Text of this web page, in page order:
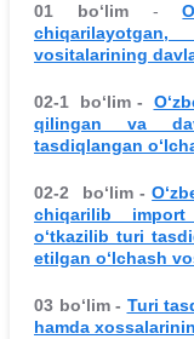
01 bo‘lim-
vositalarining
02-1 bo‘lim -
qilingan va
tasdiqlangan
02-2 bo‘lim -
chiqarilib
o‘tkazilib turi
etilgan o‘lchash
03 bo‘lim - Turi
hamda